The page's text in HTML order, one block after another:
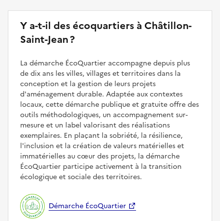
Y a-t-il des écoquartiers à Châtillon-
Saint-Jean ?
La démarche ÉcoQuartier accompagne depuis plus
de dix ans les villes, villages et territoires dans la
conception et la gestion de leurs projets
d'aménagement durable. Adaptée aux contextes
locaux, cette démarche publique et gratuite offre des
outils méthodologiques, un accompagnement sur-
mesure et un label valorisant des réalisations
exemplaires. En plaçant la sobriété, la résilience,
l'inclusion et la création de valeurs matérielles et
immatérielles au cœur des projets, la démarche
ÉcoQuartier participe activement à la transition
écologique et sociale des territoires.
Démarche ÉcoQuartier